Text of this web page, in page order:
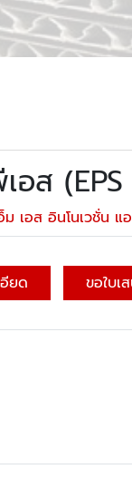
อส
ม เอส อินโนเวชั่น
อียด ขอใบเ